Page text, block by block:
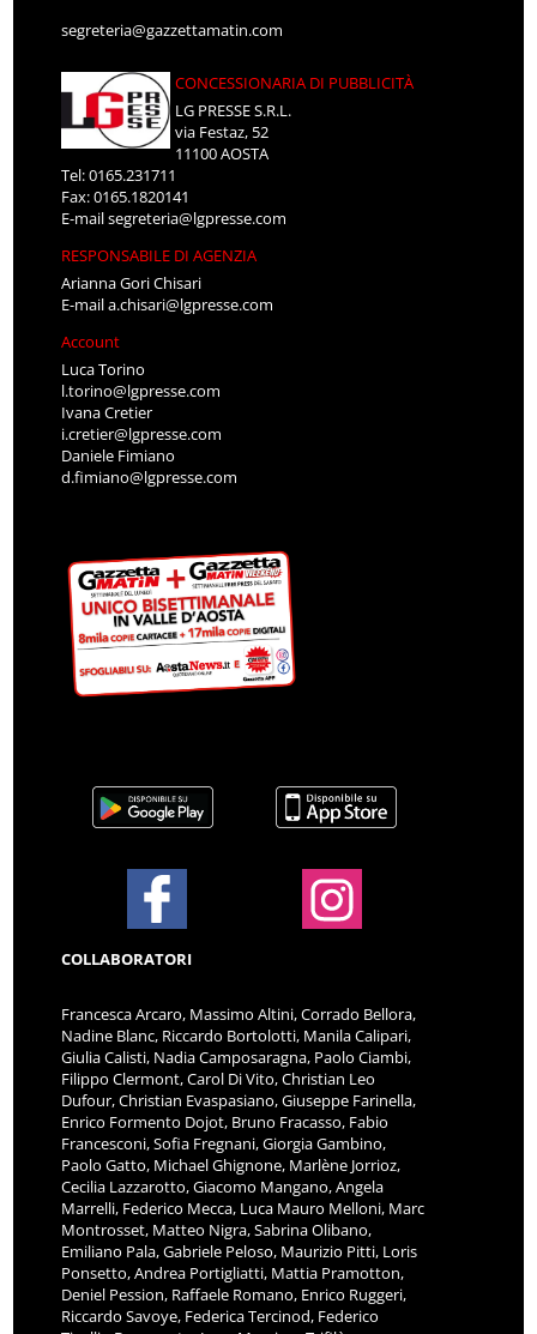
segreteria@gazzettamatin.com
CONCESSIONARIA DI PUBBLICITÀ
LG PRESSE S.R.L.
via Festaz, 52
11100 AOSTA
Tel: 0165.231711
Fax: 0165.1820141
E-mailsegreteria@lgpresse.com
RESPONSABILE DI AGENZIA
Arianna Gori Chisari
E-maila.chisari@lgpresse.com
Account
Luca Torino
l.torino@lgpresse.com
Ivana Cretier
i.cretier@lgpresse.com
Daniele Fimiano
d.fimiano@lgpresse.com
COLLABORATORI
Francesca Arcaro, Massimo Altini, Corrado Bellora,
Nadine Blanc, Riccardo Bortolotti, Manila Calipari,
Giulia Calisti, Nadia Camposaragna, Paolo Ciambi,
Filippo Clermont, Carol Di Vito, Christian Leo
Dufour, Christian Evaspasiano, Giuseppe Farinella,
Enrico Formento Dojot, Bruno Fracasso, Fabio
Francesconi, Sofia Fregnani, Giorgia Gambino,
Paolo Gatto, Michael Ghignone, Marlène Jorrioz,
Cecilia Lazzarotto, Giacomo Mangano, Angela
Marrelli, Federico Mecca, Luca Mauro Melloni, Marc
Montrosset, Matteo Nigra, Sabrina Olibano,
Emiliano Pala, Gabriele Peloso, Maurizio Pitti, Loris
Ponsetto, Andrea Portigliatti, Mattia Pramotton,
Deniel Pession, Raffaele Romano, Enrico Ruggeri,
Riccardo Savoye, Federica Tercinod, Federico